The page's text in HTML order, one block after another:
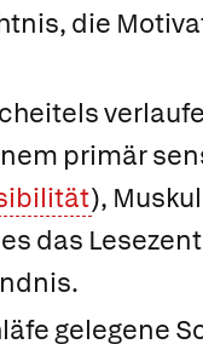
die
primär
),
das
gelegene